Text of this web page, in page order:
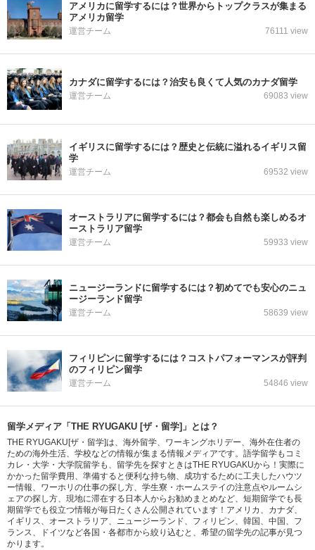
アメリカに留学するには？世界からトップクラスが集まる
アメリカ留学
運営チーム 76111 view
カナダに留学するには？治安も良くて人気のカナダ留学
運営チーム 69083 view
イギリスに留学するには？歴史と伝統に溢れるイギリス留
学
運営チーム 69532 view
オーストラリアに留学するには？都会も自然も楽しめるオ
ーストラリア留学
運営チーム 59933 view
ニュージーランドに留学するには？初めてでも安心のニュ
ージーランド留学
運営チーム 58639 view
フィリピンに留学するには？コストパフォーマンスが評判
のフィリピン留学
運営チーム 54846 view
留学メディア「THE RYUGAKU [ザ・留学]」とは？
THE RYUGAKU[ザ・留学]は、海外留学、ワーキングホリデー、海外在住者の
ための海外生活、学校などの情報が集まる情報メディアです。語学留学もコミ
カレ・大学・大学院留学も、留学先を探すときはTHE RYUGAKUから！実際に
かかった留学費用、準備すると便利な持ち物、成功するために工夫したハウツ
ー情報、ワーホリの仕事の探し方、学生寮・ホームステイの注意点やルームシ
ェアの探し方、現地に滞在する日本人からお勧めまとめなど、短期留学でも長
期留学でも役立つ情報が毎日たくさん公開されています！アメリカ、カナダ、
イギリス、オーストラリア、ニュージーランド、フィリピン、韓国、中国、フ
ランス、ドイツなど各国・各都市から絞り込むと、希望の留学先の記事が見つ
かります。